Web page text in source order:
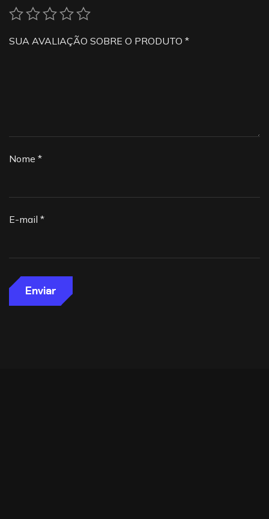
SUA AVALIAÇÃO SOBRE O PRODUTO *
Nome *
E-mail *